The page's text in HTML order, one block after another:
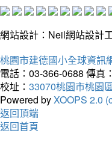
網站設計：Neil網站設計
桃園市建德國小全球資訊
電話：03-366-0688 傳真
校址： 33070桃園市桃園
Powered byXOOPS 2.0
返回頂端
返回首頁